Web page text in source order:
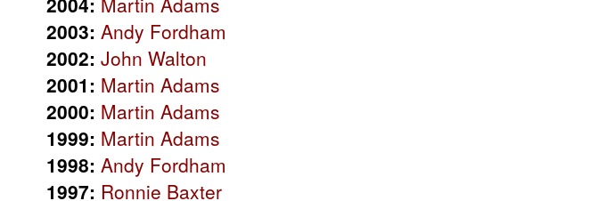
2003: Andy Fordham
2002: John Walton
2001: Martin Adams
2000: Martin Adams
1999: Martin Adams
1998: Andy Fordham
1997: Ronnie Baxter